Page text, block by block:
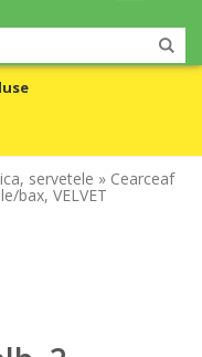
servetele » Cearceaf
bax, VELVET